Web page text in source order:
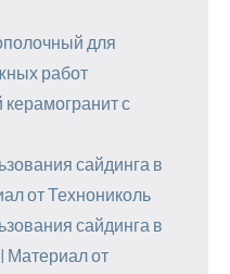
для
работ
керамогранит с
сайдинга в
от Технониколь
сайдинга в
Материал от